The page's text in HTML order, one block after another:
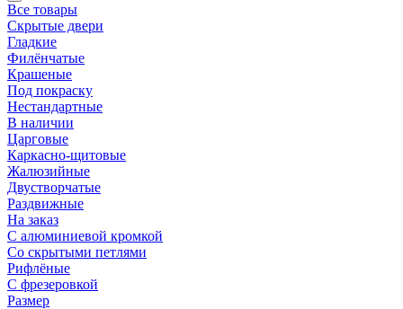
Все товары
Скрытые двери
Гладкие
Филёнчатые
Крашеные
Под покраску
Нестандартные
В наличии
Царговые
Каркасно-щитовые
Жалюзийные
Двустворчатые
Раздвижные
На заказ
С алюминиевой кромкой
Со скрытыми петлями
Рифлёные
С фрезеровкой
Размер